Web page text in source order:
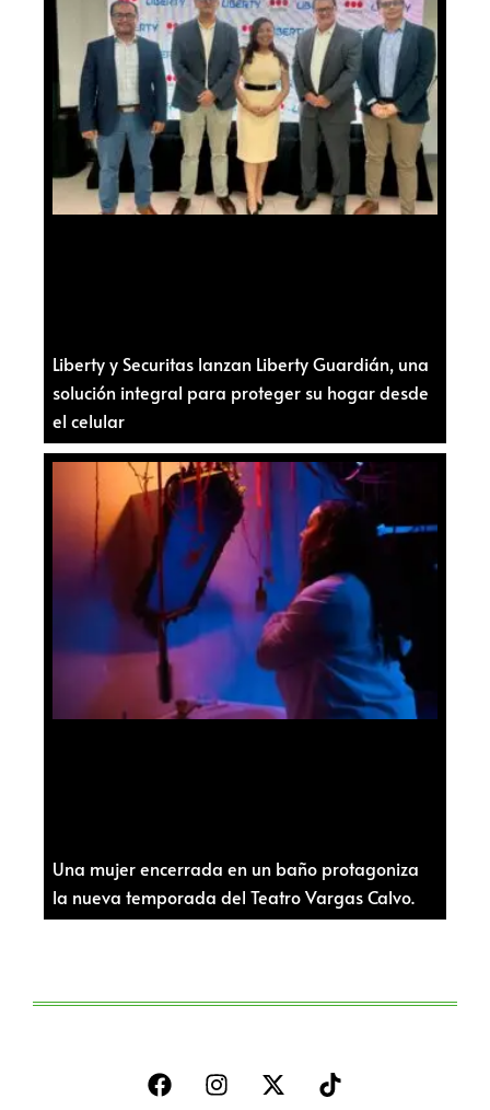
Liberty y Securitas lanzan Liberty Guardián, una
solución integral para proteger su hogar desde
el celular
Una mujer encerrada en un baño protagoniza
la nueva temporada del Teatro Vargas Calvo.